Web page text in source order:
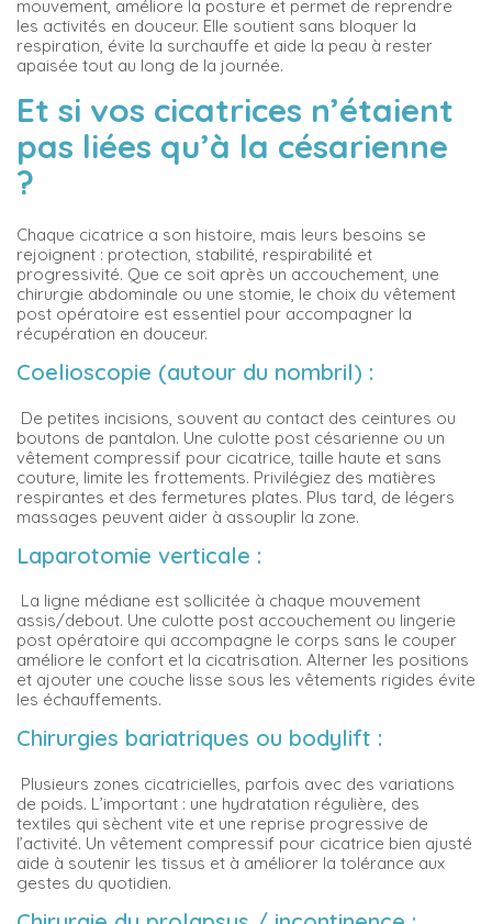
mouvement, améliore la posture et permet de reprendre
les activités en douceur. Elle soutient sans bloquer la
respiration, évite la surchauffe et aide la peau à rester
apaisée tout au long de la journée.
Et si vos cicatrices n’étaient
pas liées qu’à la césarienne
?
Chaque cicatrice a son histoire, mais leurs besoins se
rejoignent : protection, stabilité, respirabilité et
progressivité. Que ce soit après un accouchement, une
chirurgie abdominale ou une stomie, le choix du vêtement
post opératoire est essentiel pour accompagner la
récupération en douceur.
Coelioscopie (autour du nombril) :
De petites incisions, souvent au contact des ceintures ou
boutons de pantalon. Une culotte post césarienne ou un
vêtement compressif pour cicatrice, taille haute et sans
couture, limite les frottements. Privilégiez des matières
respirantes et des fermetures plates. Plus tard, de légers
massages peuvent aider à assouplir la zone.
Laparotomie verticale :
La ligne médiane est sollicitée à chaque mouvement
assis/debout. Une culotte post accouchement ou lingerie
post opératoire qui accompagne le corps sans le couper
améliore le confort et la cicatrisation. Alterner les positions
et ajouter une couche lisse sous les vêtements rigides évite
les échauffements.
Chirurgies bariatriques ou bodylift :
Plusieurs zones cicatricielles, parfois avec des variations
de poids. L’important : une hydratation régulière, des
textiles qui sèchent vite et une reprise progressive de
l’activité. Un vêtement compressif pour cicatrice bien ajusté
aide à soutenir les tissus et à améliorer la tolérance aux
gestes du quotidien.